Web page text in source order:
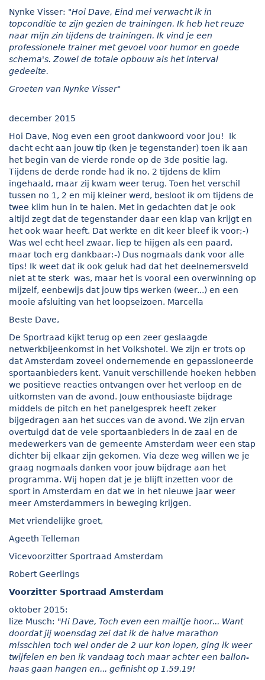
Nynke Visser: "Hoi Dave, Eind mei verwacht ik in
topconditie te zijn gezien de trainingen. Ik heb het reuze
naar mijn zin tijdens de trainingen. Ik vind je een
professionele trainer met gevoel voor humor en goede
schema's. Zowel de totale opbouw als het interval
gedeelte.
Groeten van Nynke Visser"
december 2015
Hoi Dave, Nog even een groot dankwoord voor jou! Ik
dacht echt aan jouw tip (ken je tegenstander) toen ik aan
het begin van de vierde ronde op de 3de positie lag.
Tijdens de derde ronde had ik no. 2 tijdens de klim
ingehaald, maar zij kwam weer terug. Toen het verschil
tussen no 1, 2 en mij kleiner werd, besloot ik om tijdens de
twee klim hun in te halen. Met in gedachten dat je ook
altijd zegt dat de tegenstander daar een klap van krijgt en
het ook waar heeft. Dat werkte en dit keer bleef ik voor;-)
Was wel echt heel zwaar, liep te hijgen als een paard,
maar toch erg dankbaar:-) Dus nogmaals dank voor alle
tips! Ik weet dat ik ook geluk had dat het deelnemersveld
niet at te sterk was, maar het is vooral een overwinning op
mijzelf, eenbewijs dat jouw tips werken (weer...) en een
mooie afsluiting van het loopseizoen. Marcella
Beste Dave,
De Sportraad kijkt terug op een zeer geslaagde
netwerkbijeenkomst in het Volkshotel. We zijn er trots op
dat Amsterdam zoveel ondernemende en gepassioneerde
sportaanbieders kent. Vanuit verschillende hoeken hebben
we positieve reacties ontvangen over het verloop en de
uitkomsten van de avond. Jouw enthousiaste bijdrage
middels de pitch en het panelgesprek heeft zeker
bijgedragen aan het succes van de avond. We zijn ervan
overtuigd dat de vele sportaanbieders in de zaal en de
medewerkers van de gemeente Amsterdam weer een stap
dichter bij elkaar zijn gekomen. Via deze weg willen we je
graag nogmaals danken voor jouw bijdrage aan het
programma. Wij hopen dat je je blijft inzetten voor de
sport in Amsterdam en dat we in het nieuwe jaar weer
meer Amsterdammers in beweging krijgen.
Met vriendelijke groet,
Ageeth Telleman
Vicevoorzitter Sportraad Amsterdam
Robert Geerlings
Voorzitter Sportraad Amsterdam
oktober 2015:
lize Musch: "Hi Dave, Toch even een mailtje hoor... Want
doordat jij woensdag zei dat ik de halve marathon
misschien toch wel onder de 2 uur kon lopen, ging ik weer
twijfelen en ben ik vandaag toch maar achter een ballon-
haas gaan hangen en... gefinisht op 1.59.19!